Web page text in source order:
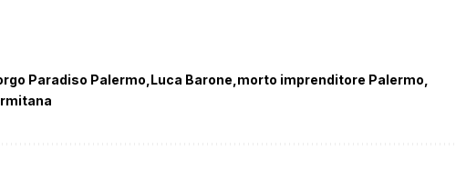
Paradiso Palermo Luca Barone morto imprenditore Palermo